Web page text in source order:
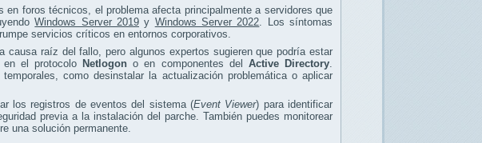
foros técnicos, el problema afecta principalmente a servidores que
Windows Server 2019 y Windows Server 2022. Los síntomas
servicios críticos en entornos corporativos.
causa raíz del fallo, pero algunos expertos sugieren que podría estar
en el protocolo Netlogon o en componentes del Active Directory
como desinstalar la actualización problemática o aplicar
los registros de eventos del sistema (Event Viewer) para identificar
previa a la instalación del parche. También puedes monitorear
una solución permanente.